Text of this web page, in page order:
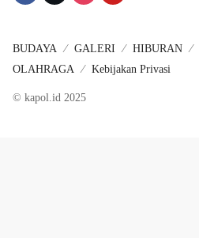
BUDAYA GALERI HIBURAN
OLAHRAGA
Kebijakan Privasi
© kapol.id 2025